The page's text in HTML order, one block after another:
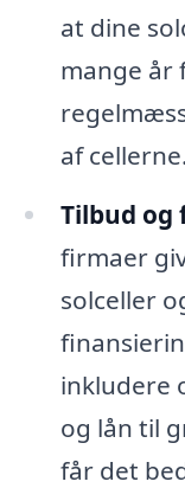
at dine
mange år
af cellerne.
Tilbud og
firmaer
solceller
inkludere
og lån til
får det